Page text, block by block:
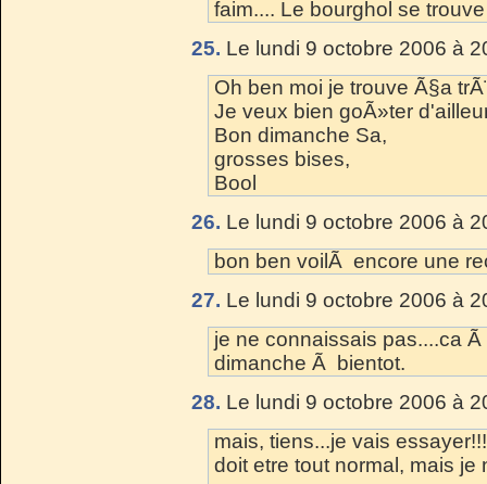
faim.... Le bourghol se
25. Le lundi 9 octobre 2006 à
Oh ben moi je trouve Ã§a
Je veux bien goÃ»ter
Bon dimanche Sa,
grosses bises,
Bool
26. Le lundi 9 octobre 2006 à
bon ben voilÃ encore une
27. Le lundi 9 octobre 2006 à
je ne connaissais pas....ca
dimanche Ã bientot.
28. Le lundi 9 octobre 2006 à
mais, tiens...je vais
doit etre tout normal, mais